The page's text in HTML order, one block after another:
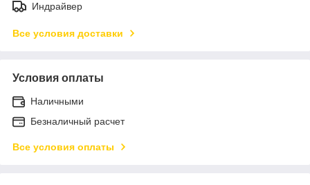
Индрайвер
Все условия доставки
Условия оплаты
Наличными
Безналичный расчет
Все условия оплаты